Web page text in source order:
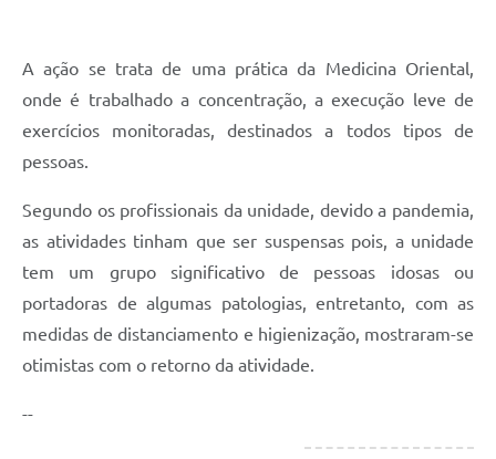
A ação se trata de uma prática da Medicina Oriental,
onde é trabalhado a concentração, a execução leve de
exercícios monitoradas, destinados a todos tipos de
pessoas.
Segundo os profissionais da unidade, devido a pandemia,
as atividades tinham que ser suspensas pois, a unidade
tem um grupo significativo de pessoas idosas ou
portadoras de algumas patologias, entretanto, com as
medidas de distanciamento e higienização, mostraram-se
otimistas com o retorno da atividade.
--